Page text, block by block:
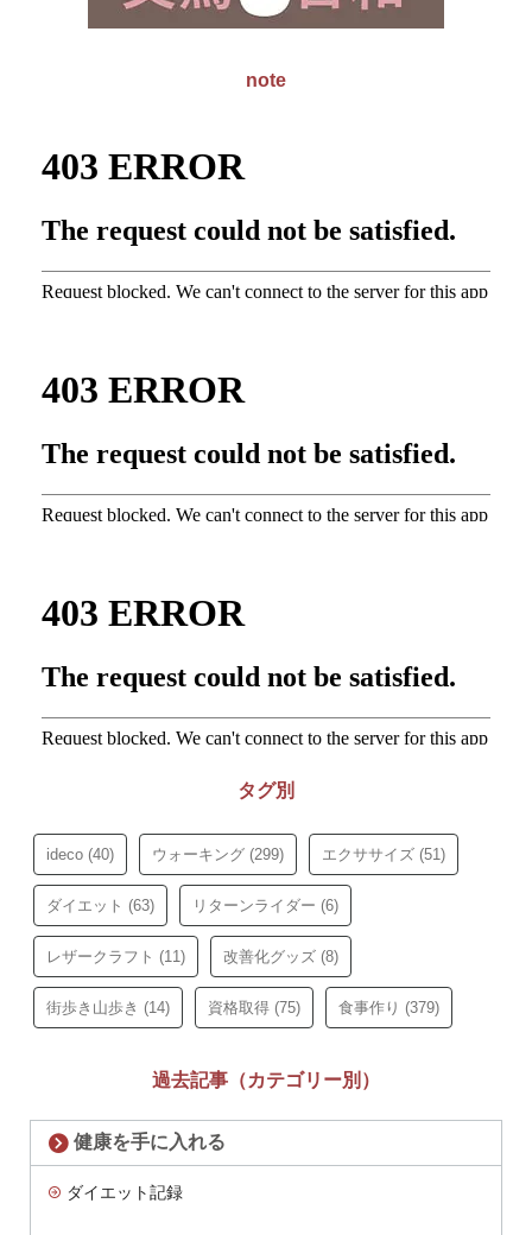
note
タグ別
ideco (40) ウォーキング (299) エクササイズ (51)
ダイエット (63) リターンライダー (6)
レザークラフト (11) 改善化グッズ (8)
街歩き山歩き (14) 資格取得 (75) 食事作り (379)
過去記事（カテゴリー別）
健康を手に入れる
ダイエット記録